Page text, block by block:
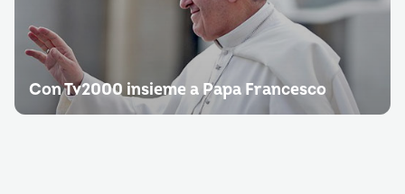
Con Tv2000 insieme a Papa Francesco